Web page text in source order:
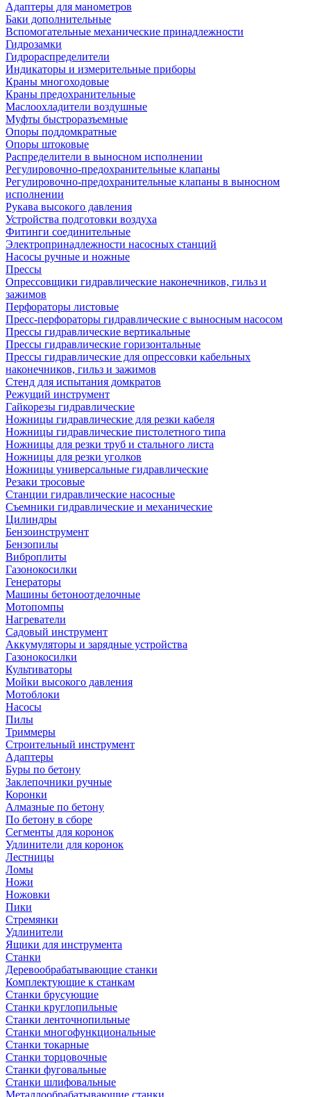
Адаптеры для манометров
Баки дополнительные
Вспомогательные механические принадлежности
Гидрозамки
Гидрораспределители
Индикаторы и измерительные приборы
Краны многоходовые
Краны предохранительные
Маслоохладители воздушные
Муфты быстроразъемные
Опоры поддомкратные
Опоры штоковые
Распределители в выносном исполнении
Регулировочно-предохранительные клапаны
Регулировочно-предохранительные клапаны в выносном
исполнении
Рукава высокого давления
Устройства подготовки воздуха
Фитинги соединительные
Электропринадлежности насосных станций
Насосы ручные и ножные
Прессы
Опрессовщики гидравлические наконечников, гильз и
зажимов
Перфораторы листовые
Пресс-перфораторы гидравлические с выносным насосом
Прессы гидравлические вертикальные
Прессы гидравлические горизонтальные
Прессы гидравлические для опрессовки кабельных
наконечников, гильз и зажимов
Стенд для испытания домкратов
Режущий инструмент
Гайкорезы гидравлические
Ножницы гидравлические для резки кабеля
Ножницы гидравлические пистолетного типа
Ножницы для резки труб и стального листа
Ножницы для резки уголков
Ножницы универсальные гидравлические
Резаки тросовые
Станции гидравлические насосные
Съемники гидравлические и механические
Цилиндры
Бензоинструмент
Бензопилы
Виброплиты
Газонокосилки
Генераторы
Машины бетоноотделочные
Мотопомпы
Нагреватели
Садовый инструмент
Аккумуляторы и зарядные устройства
Газонокосилки
Культиваторы
Мойки высокого давления
Мотоблоки
Насосы
Пилы
Триммеры
Строительный инструмент
Адаптеры
Буры по бетону
Заклепочники ручные
Коронки
Алмазные по бетону
По бетону в сборе
Сегменты для коронок
Удлинители для коронок
Лестницы
Ломы
Ножи
Ножовки
Пики
Стремянки
Удлинители
Ящики для инструмента
Станки
Деревообрабатывающие станки
Комплектующие к станкам
Станки брусующие
Станки круглопильные
Станки ленточнопильные
Станки многофункциональные
Станки токарные
Станки торцовочные
Станки фуговальные
Станки шлифовальные
Металлообрабатывающие станки